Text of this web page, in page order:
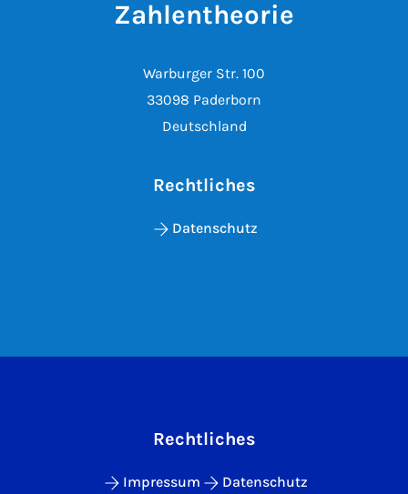
Zahlentheorie
Warburger Str. 100
33098 Paderborn
Deutschland
Rechtliches
Datenschutz
Rechtliches
Impressum
Datenschutz